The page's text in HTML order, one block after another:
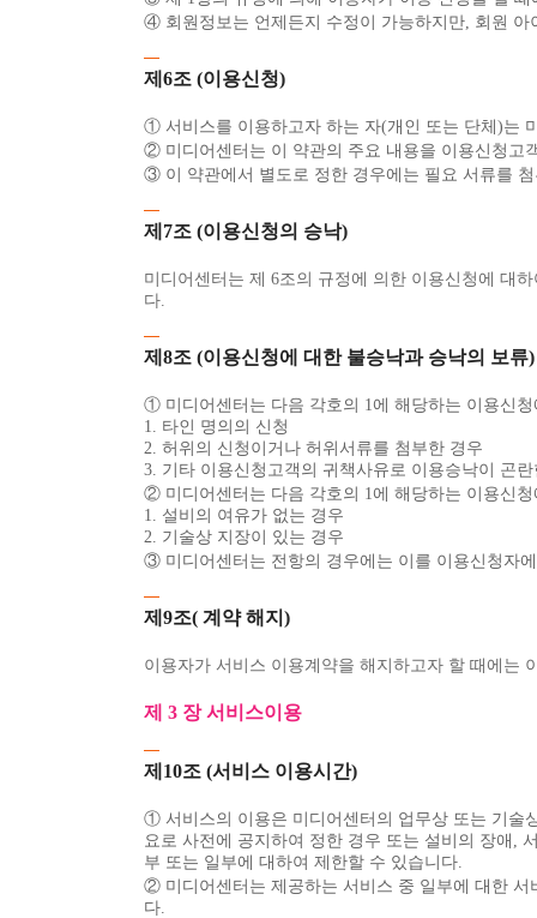
④ 회원정보는 언제든지 수정이 가능하지만, 회원
제6조 (이용신청)
① 서비스를 이용하고자 하는 자(개인 또는 단체)는
② 미디어센터는 이 약관의 주요 내용을 이용신청고
③ 이 약관에서 별도로 정한 경우에는 필요 서류를
제7조 (이용신청의 승낙)
미디어센터는 제 6조의 규정에 의한 이용신청에 대
다.
제8조 (이용신청에 대한 불승낙과 승낙의 보류)
① 미디어센터는 다음 각호의 1에 해당하는 이용신
1. 타인 명의의 신청
2. 허위의 신청이거나 허위서류를 첨부한 경우
3. 기타 이용신청고객의 귀책사유로 이용승낙이 곤
② 미디어센터는 다음 각호의 1에 해당하는 이용신
1. 설비의 여유가 없는 경우
2. 기술상 지장이 있는 경우
③ 미디어센터는 전항의 경우에는 이를 이용신청자
제9조( 계약 해지)
이용자가 서비스 이용계약을 해지하고자 할 때에는
제 3 장 서비스이용
제10조 (서비스 이용시간)
① 서비스의 이용은 미디어센터의 업무상 또는 기술
요로 사전에 공지하여 정한 경우 또는 설비의 장애,
부 또는 일부에 대하여 제한할 수 있습니다.
② 미디어센터는 제공하는 서비스 중 일부에 대한 서
다.